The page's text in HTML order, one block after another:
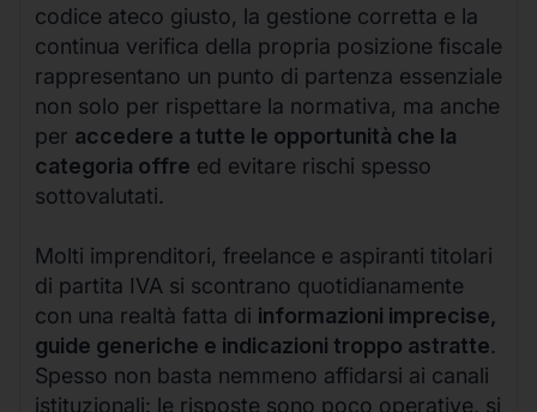
codice ateco giusto, la gestione corretta e la
continua verifica della propria posizione fiscale
rappresentano un punto di partenza essenziale
non solo per rispettare la normativa, ma anche
per accedere a tutte le opportunità che la
categoria offre ed evitare rischi spesso
sottovalutati.
Molti imprenditori, freelance e aspiranti titolari
di partita IVA si scontrano quotidianamente
con una realtà fatta di informazioni imprecise,
guide generiche e indicazioni troppo astratte.
Spesso non basta nemmeno affidarsi ai canali
istituzionali: le risposte sono poco operative, si